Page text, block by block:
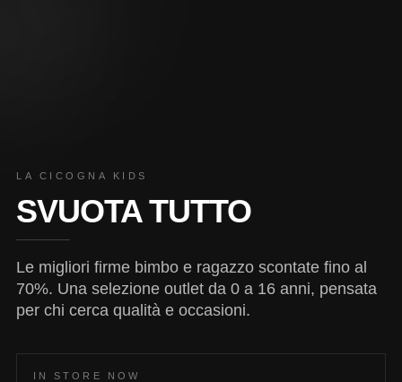
LA CICOGNA KIDS
SVUOTA TUTTO
Le migliori firme bimbo e ragazzo scontate fino al
70%. Una selezione outlet da 0 a 16 anni, pensata
per chi cerca qualità e occasioni.
IN STORE NOW